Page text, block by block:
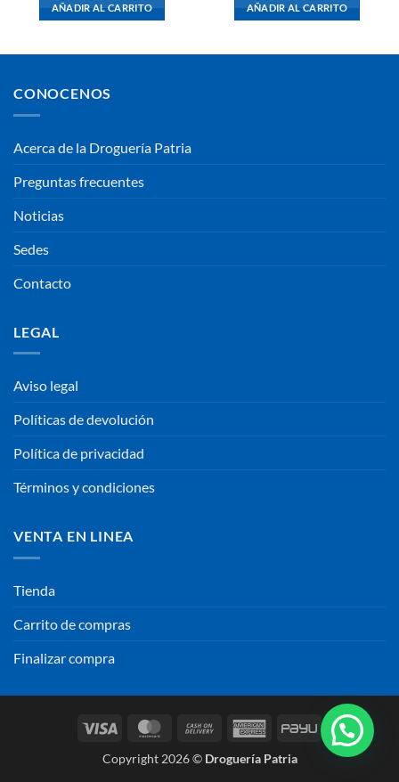
AÑADIR AL CARRITO AÑADIR AL CARRITO
CONOCENOS
Acerca de la Droguería Patria
Preguntas frecuentes
Noticias
Sedes
Contacto
LEGAL
Aviso legal
Políticas de devolución
Política de privacidad
Términos y condiciones
VENTA EN LINEA
Tienda
Carrito de compras
Finalizar compra
Visa MasterCardCash
Delivery
AmericanPayU
Copyright 2026 © Droguería Patria